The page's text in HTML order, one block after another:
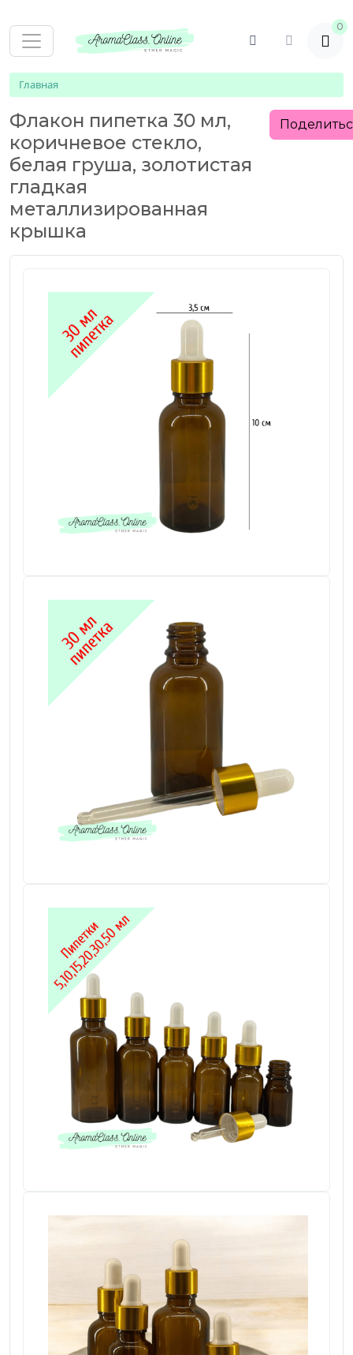
0
Главная
Флакон пипетка 30 мл,
коричневое стекло,
белая груша, золотистая
гладкая
металлизированная
крышка